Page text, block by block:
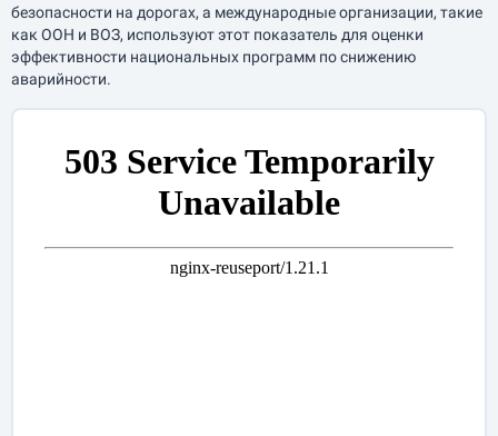
безопасности на дорогах, а международные организации, такие
как ООН и ВОЗ, используют этот показатель для оценки
эффективности национальных программ по снижению
аварийности.